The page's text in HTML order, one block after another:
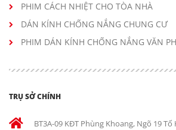
PHIM CÁCH NHIỆT CHO TÒA NHÀ
DÁN KÍNH CHỐNG NẮNG CHUNG CƯ
PHIM DÁN KÍNH CHỐNG NẮNG VĂN
TRỤ SỞ CHÍNH
BT3A-09 KĐT Phùng Khoang, Ngõ 19